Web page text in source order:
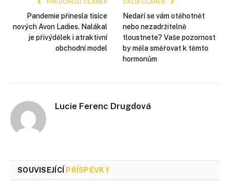
PŘEDCHOZÍ ČLÁNEK
Pandemie přinesla tisíce
nových Avon Ladies. Nalákal
je přivýdělek i atraktivní
obchodní model
DALŠÍ ČLÁNEK
Nedaří se vám otěhotnět
nebo nezadržitelně
tloustnete? Vaše pozornost
by měla směřovat k těmto
hormonům
Lucie Ferenc Drugdová
SOUVISEJÍCÍ PŘÍSPĚVKY